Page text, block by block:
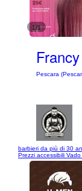
1/1
Pescara
barbieri da più di 30
Prezzi accessibili Vado